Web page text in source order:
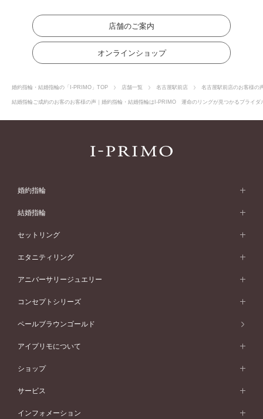
店舗のご案内
オンラインショップ
婚約指輪・結婚指輪の「I-PRIMO」TOP 店舗一覧 名古屋駅前店 名古屋駅前店のお客様の
結婚指輪ご成約のお客のお客様の声｜婚約指輪・結婚指輪はI-PRIMO 運命のリングが見つかるブライ
婚約指輪
婚約指輪 (エンゲージリング)
婚約指輪一覧
ピンクゴールド
ペールブラウンゴールド
ウェーブライン
V字ライン
ワンサイドメレ
ダブルサイドメレ
シンプル
フェミニン
モード
50万円台～
40万円台～
30万円台～
婚約指輪 人気ランキング
婚約ネックレス
ダイヤモンドシェイプコレクション
結婚指輪
結婚指輪 (マリッジリング)
結婚指輪一覧
ピンクゴールド
ペールブラウンゴールド
ウェーブライン
V字ライン
ワンメレ
セベラルメレ
シンプル
フェミニン
モード
50万円～
40万円～50万円
セットリング
セットリング
セットリング一覧
ピンクゴールド
ペールブラウンゴールド
エタニティリング
エタニティリング
エタニティリング一覧
ピンクゴールド
ペールブラウンゴールド
アニバーサリージュエリー
アニバーサリージュエリー
アニバーサリージュエリー一覧
ファッションリング
ブレスレット
コンセプトシリーズ
コンセプトシリーズ
オリジンビリーフ
エトワル
スワハ
ペールブラウンゴールド
アイプリモについて
アイプリモについて
パーソナルハンド診断
デザインへのこだわり
ショップ
店舗一覧
北海道
サービス
プロポーズサポート
インフォメーション